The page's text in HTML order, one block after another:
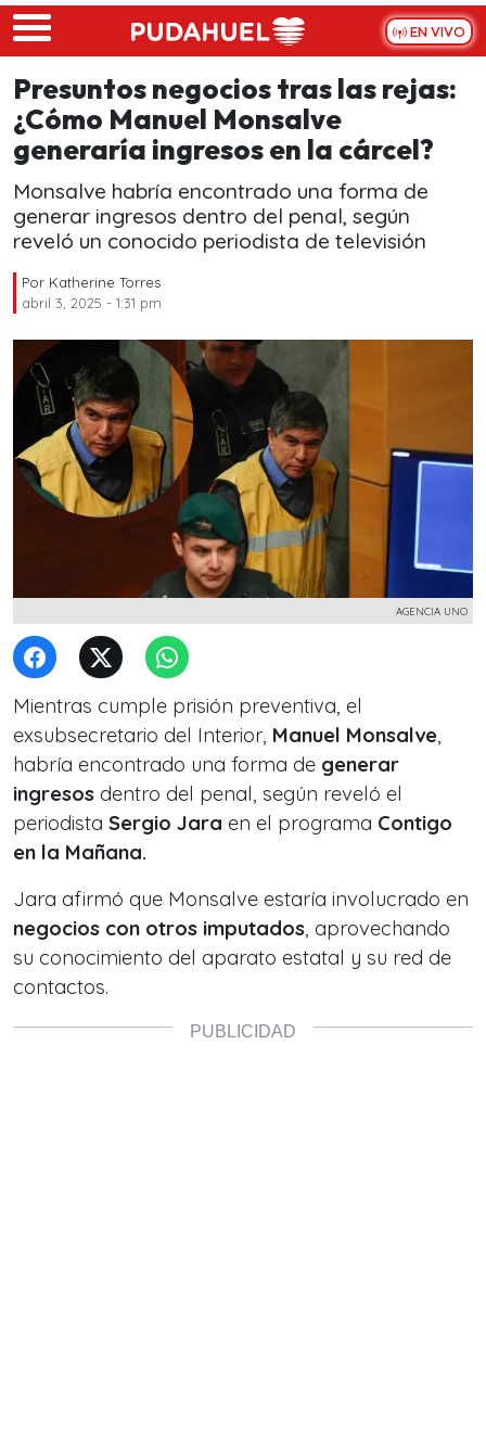
Skip to main content
EN VIVO
Presuntos negocios tras las rejas:
¿Cómo Manuel Monsalve
generaría ingresos en la cárcel?
Monsalve habría encontrado una forma de
generar ingresos dentro del penal, según
reveló un conocido periodista de televisión
Por Katherine Torres
abril 3, 2025 - 1:31 pm
AGENCIA UNO
Mientras cumple prisión preventiva, el
exsubsecretario del Interior, Manuel Monsalve,
habría encontrado una forma de generar
ingresos dentro del penal, según reveló el
periodista Sergio Jara en el programa Contigo
en la Mañana.
Jara afirmó que Monsalve estaría involucrado en
negocios con otros imputados, aprovechando
su conocimiento del aparato estatal y su red de
contactos.